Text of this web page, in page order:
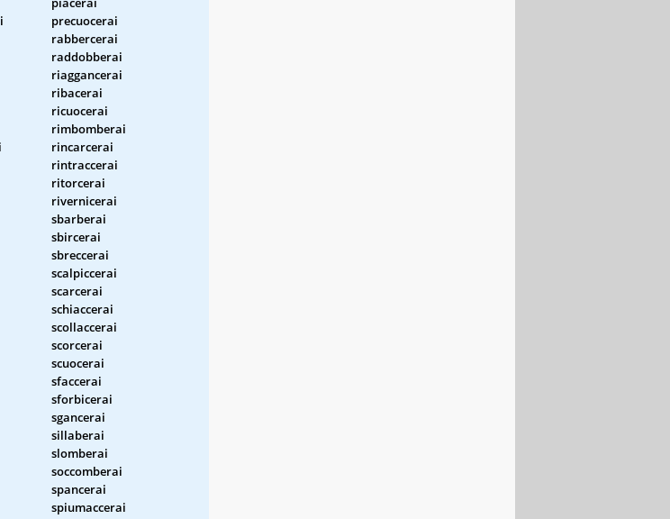
precuocerai
rabbercerai
raddobberai
riaggancerai
ribacerai
ricuocerai
rimbomberai
rincarcerai
rintraccerai
ritorcerai
rivernicerai
sbarberai
sbircerai
sbreccerai
scalpiccerai
scarcerai
schiaccerai
scollaccerai
scorcerai
scuocerai
sfaccerai
sforbicerai
sgancerai
sillaberai
slomberai
soccomberai
spancerai
spiumaccerai